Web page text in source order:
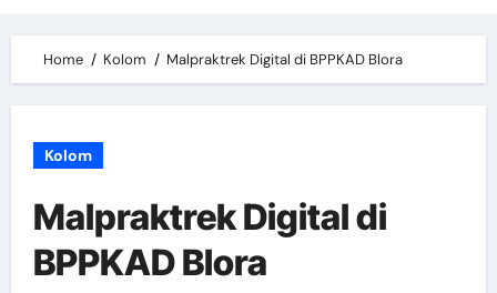
Home Kolom Malpraktrek Digital di BPPKAD Blora
Kolom
Malpraktrek Digital di
BPPKAD Blora